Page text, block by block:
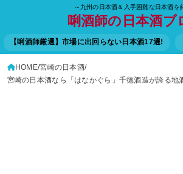
～九州の日本酒＆入手困難な日本酒を
唎酒師の日本酒ブ
【唎酒師厳選】市場に出回らない日本酒17選!
HOME 宮崎の日本酒
宮崎の日本酒なら「はなかぐら」千徳酒造が誇る地